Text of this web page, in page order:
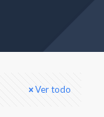
Ver todo